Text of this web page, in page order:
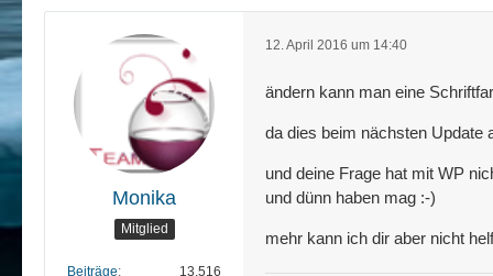
Monika
Mitglied
Beiträge 13.516
12. April 2016 um 14:40
ändern kann man eine
da dies beim nächsten Update
und deine Frage hat mit WP
und dünn haben mag :-)
mehr kann ich dir aber nicht